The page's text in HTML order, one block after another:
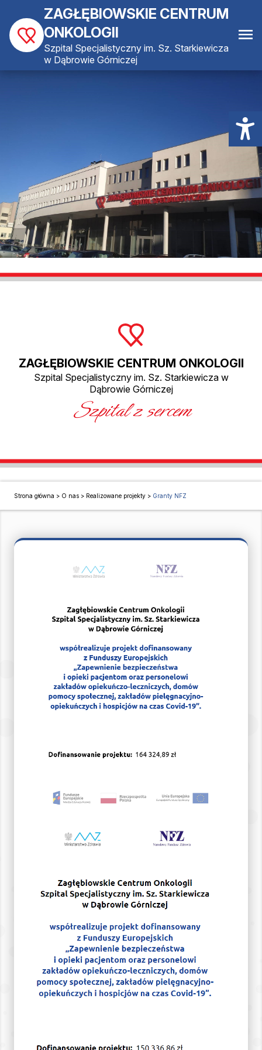
ZAGŁĘBIOWSKIE CENTRUM
ONKOLOGII
Szpital Specjalistyczny im. Sz. Starkiewicza
w Dąbrowie Górniczej
ZAGŁĘBIOWSKIE CENTRUM ONKOLOGII
Szpital Specjalistyczny im. Sz. Starkiewicza w
Dąbrowie Górniczej
Szpital z sercem
Strona główna > O nas > Realizowane projekty > Granty NFZ